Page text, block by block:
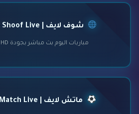
شوف لايف | Shoof Live - مباريات HD
مباريات اليوم بث مباشر بجودة HD بدون تقطيع
ماتش لايف | Match Live - بث مباشر